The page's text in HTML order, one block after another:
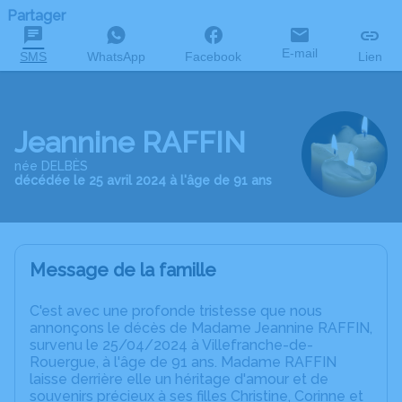
Partager
SMS WhatsApp Facebook E-mail Lien
Jeannine RAFFIN
née DELBÈS
décédée le 25 avril 2024 à l'âge de 91 ans
Message de la famille
C'est avec une profonde tristesse que nous
annonçons le décès de Madame Jeannine RAFFIN,
survenu le 25/04/2024 à Villefranche-de-
Rouergue, à l'âge de 91 ans. Madame RAFFIN
laisse derrière elle un héritage d'amour et de
souvenirs précieux à ses filles Christine, Corinne et